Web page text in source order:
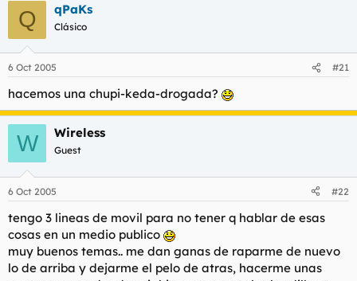
Q qPaKs
Clásico
6 Oct 2005 #21
hacemos una chupi-keda-drogada?
W Wireless
Guest
6 Oct 2005 #22
tengo 3 lineas de movil para no tener q hablar de esas
cosas en un medio publico
muy buenos temas.. me dan ganas de raparme de nuevo
lo de arriba y dejarme el pelo de atras, hacerme unas